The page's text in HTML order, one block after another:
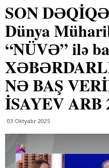
SON
Dünya
“NÜVƏ” ilə
NƏ BAŞ
İSAYEV ARB
03 Oktyabr 2025